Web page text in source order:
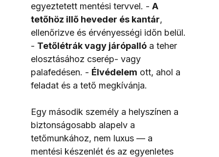
egyeztetett mentési tervvel. - A
tetőhöz illő heveder és kantár,
ellenőrizve és érvényességi időn belül.
- Tetőlétrák vagy járópalló a teher
elosztásához cserép- vagy
palafedésen. - Élvédelem ott, ahol a
feladat és a tető megkívánja.
Egy második személy a helyszínen a
biztonságosabb alapelv a
tetőmunkához, nem luxus — a
mentési készenlét és az egyenletes